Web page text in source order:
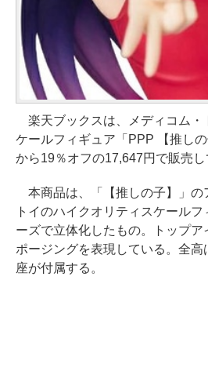
楽天ブックスは、メディコム・
ケールフィギュア「PPP 【推し
から19％オフの17,647円で販売し
本商品は、「【推しの子】」の
トイのハイクオリティスケール
ーズで立体化したもの。トップア
ポージングを表現している。全高
座が付属する。